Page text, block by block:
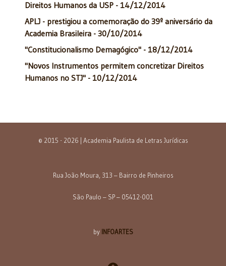
Direitos Humanos da USP - 14/12/2014
APLJ - prestigiou a comemoração do 39º aniversário da
Academia Brasileira - 30/10/2014
"Constitucionalismo Demagógico" - 18/12/2014
"Novos Instrumentos permitem concretizar Direitos
Humanos no STJ" - 10/12/2014
© 2015 - 2026 | Academia Paulista de Letras Jurídicas
Rua João Moura, 313 – Bairro de Pinheiros
São Paulo – SP – 05412-001
by INFOARTES